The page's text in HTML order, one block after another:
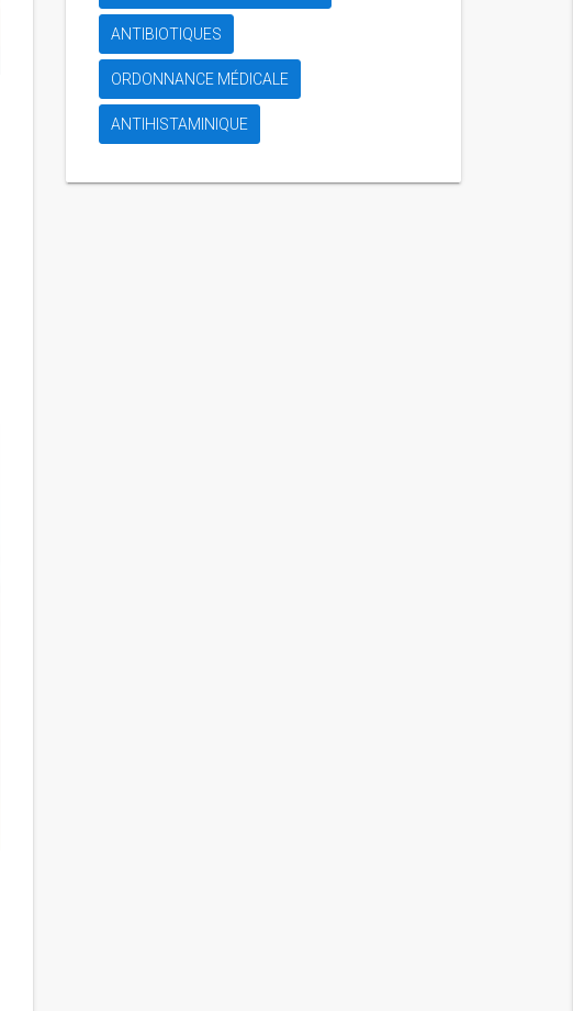
ANTIBIOTIQUES
ORDONNANCE MÉDICALE
ANTIHISTAMINIQUE